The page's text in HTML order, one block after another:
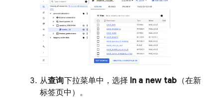
从查询下拉菜单中，选择 In a new tab （在新
标签页中）。